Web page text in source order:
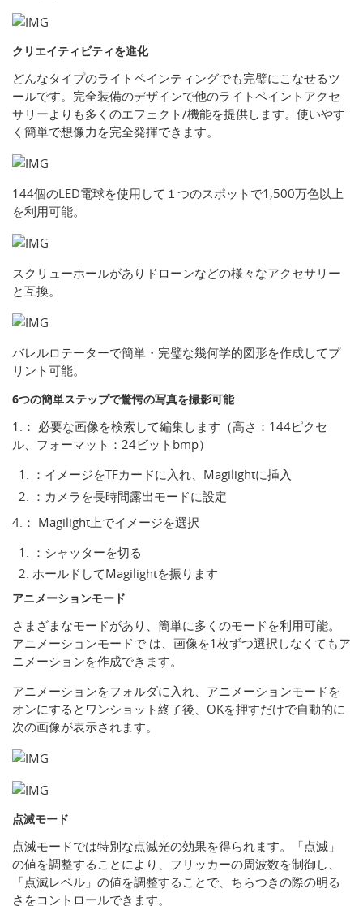
クリエイティビティを進化
どんなタイプのライトペインティングでも完璧にこなせるツ
ールです。完全装備のデザインで他のライトペイントアクセ
サリーよりも多くのエフェクト/機能を提供します。使いやす
く簡単で想像力を完全発揮できます。
144個のLED電球を使用して１つのスポットで1,500万色以上
を利用可能。
スクリューホールがありドローンなどの様々なアクセサリー
と互換。
バレルロテーターで簡単・完璧な幾何学的図形を作成してプ
リント可能。
6つの簡単ステップで驚愕の写真を撮影可能
1.： 必要な画像を検索して編集します（高さ：144ピクセ
ル、フォーマット：24ビットbmp）
：イメージをTFカードに入れ、Magilightに挿入
：カメラを長時間露出モードに設定
4.： Magilight上でイメージを選択
：シャッターを切る
ホールドしてMagilightを振ります
アニメーションモード
さまざまなモードがあり、簡単に多くのモードを利用可能。
アニメーションモードで は、画像を1枚ずつ選択しなくてもア
ニメーションを作成できます。
アニメーションをフォルダに入れ、アニメーションモードを
オンにするとワンショット終了後、OKを押すだけで自動的に
次の画像が表示されます。
点滅モード
点滅モードでは特別な点滅光の効果を得られます。「点滅」
の値を調整することにより、フリッカーの周波数を制御し、
「点滅レベル」の値を調整することで、ちらつきの際の明る
さをコントロールできます。